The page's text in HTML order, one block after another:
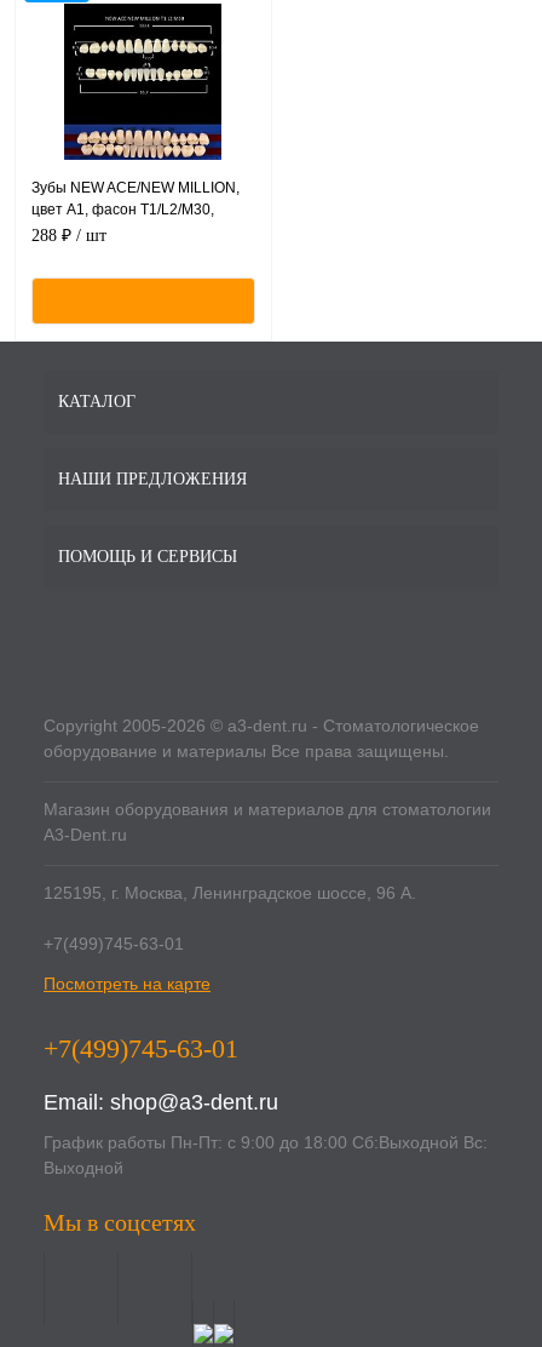
Зубы NEW ACE/NEW MILLION,
цвет A1, фасон T1/L2/M30,
полный гарнитур, 28шт.
288 ₽ / шт
КАТАЛОГ
НАШИ ПРЕДЛОЖЕНИЯ
ПОМОЩЬ И СЕРВИСЫ
Copyright 2005-2026 © a3-dent.ru - Стоматологическое
оборудование и материалы Все права защищены.
Магазин оборудования и материалов для стоматологии
A3-Dent.ru
125195, г. Москва, Ленинградское шоссе, 96 А.
+7(499)745-63-01
Посмотреть на карте
+7(499)745-63-01
Email: shop@a3-dent.ru
График работы Пн-Пт: с 9:00 до 18:00 Сб:Выходной Вс:
Выходной
Мы в соцсетях